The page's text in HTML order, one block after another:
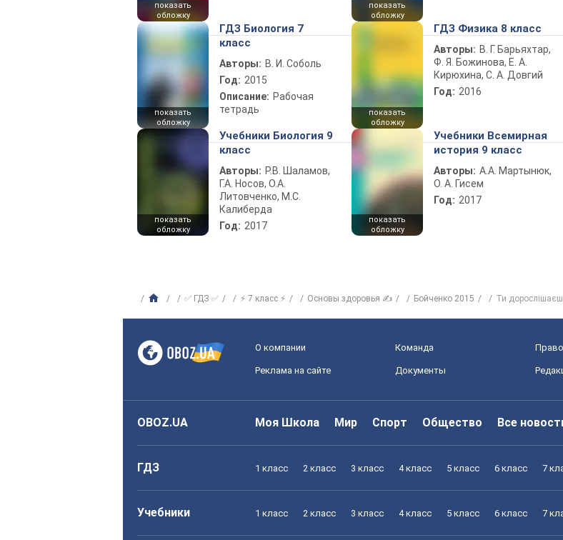
показать
обложку
показать
обложку
показать
обложку
ГДЗ Биология 7
класс
Авторы: В. И. Соболь
Год: 2015
Описание: Рабочая
тетрадь
показать
обложку
ГДЗ Физика 8 класс
Авторы: В. Г. Барьяхтар,
Ф. Я. Божинова, Е. А.
Кирюхина, С. А. Довгий
Год: 2016
показать
обложку
Учебники Биология 9
класс
Авторы: Р.В. Шаламов,
Г.А. Носов, О.А.
Литовченко, М.С.
Калиберда
Год: 2017
показать
обложку
Учебники Всемирная
история 9 класс
Авторы: А.А. Мартынюк,
О. А. Гисем
Год: 2017
✅ ГДЗ ✅ ⚡ 7 класс ⚡ Основы здоровья ✍ Бойченко 2015 Ти дорослішаєш
О компании Команда
Реклама на сайте Документы
OBOZ.UA Моя Школа Мир Спорт Общество Все
ГДЗ 1 класс 2 класс 3 класс 4 класс 5 класс 6 класс 7
Учебники 1 класс 2 класс 3 класс 4 класс 5 класс 6 класс 7